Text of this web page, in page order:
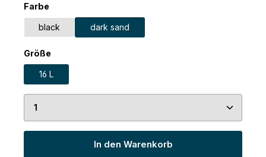
Farbeauswählen
black dark sand
Größeauswählen
16 L
Produkt Anzahl: Gib den gewünschten Wert
In den Warenkorb